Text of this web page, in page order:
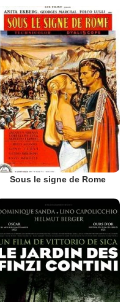
Sous le signe de Rome